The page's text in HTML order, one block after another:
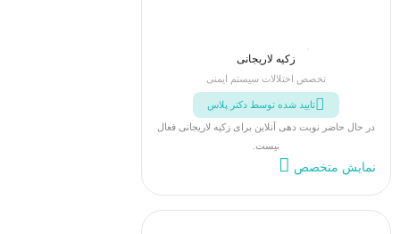
زکیه لاریجانی
تخصص اختلالات سیستم ایمنی
تایید شده توسط دکتر پلاس
در حال حاضر نوبت دهی آنلاین برای زکیه لاریجانی فعال
نیست.
نمایش متخصص